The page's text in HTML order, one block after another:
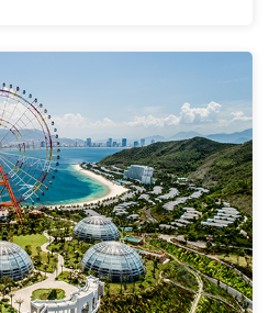
越三都華儷6日
無購物站
三輪車遊順化、電瓶
秀、海鮮龍蝦宴